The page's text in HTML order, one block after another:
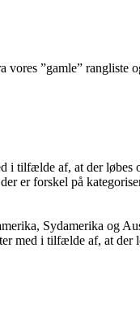
”gamle”
i tilfælde af, at der løbes
er forskel på
Sydamerika og
med i tilfælde af, at der